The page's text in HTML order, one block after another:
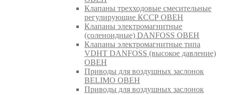
Клапаны трехходовые смесительные
регулирующие КССР ОВЕН
Клапаны электромагнитные
(соленоидные) DANFOSS ОВЕН
Клапаны электромагнитные типа
VDHT DANFOSS (высокое давление)
ОВЕН
Приводы для воздушных заслонок
BELIMO ОВЕН
Приводы для воздушных заслонок